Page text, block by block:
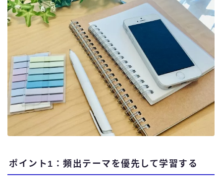
ポイント1：頻出テーマを優先して学習する